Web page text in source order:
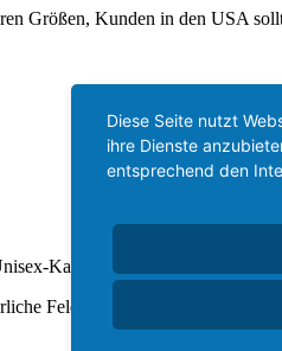
Größen, Kunden in den USA
Kapuzenpullover“
Felder sind mit
Diese Seite nutzt
ihre Dienste
entsprechend den